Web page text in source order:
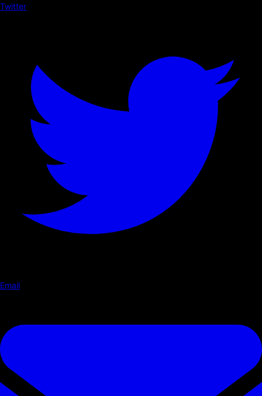
Twitter
Email